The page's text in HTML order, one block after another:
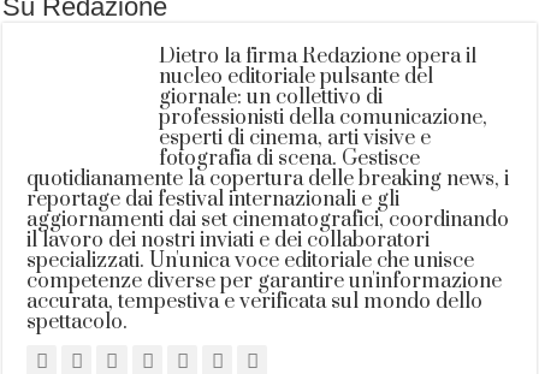
Su Redazione
Dietro la firma Redazione opera il
nucleo editoriale pulsante del
giornale: un collettivo di
professionisti della comunicazione,
esperti di cinema, arti visive e
fotografia di scena. Gestisce
quotidianamente la copertura delle breaking news, i
reportage dai festival internazionali e gli
aggiornamenti dai set cinematografici, coordinando
il lavoro dei nostri inviati e dei collaboratori
specializzati. Un'unica voce editoriale che unisce
competenze diverse per garantire un'informazione
accurata, tempestiva e verificata sul mondo dello
spettacolo.